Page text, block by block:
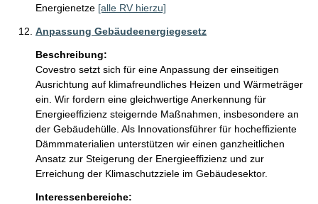
Energienetze [alle RV hierzu]
Anpassung Gebäudeenergiegesetz
Beschreibung:
Covestro setzt sich für eine Anpassung der einseitigen
Ausrichtung auf klimafreundliches Heizen und Wärmeträger
ein. Wir fordern eine gleichwertige Anerkennung für
Energieeffizienz steigernde Maßnahmen, insbesondere an
der Gebäudehülle. Als Innovationsführer für hocheffiziente
Dämmmaterialien unterstützen wir einen ganzheitlichen
Ansatz zur Steigerung der Energieeffizienz und zur
Erreichung der Klimaschutzziele im Gebäudesektor.
Interessenbereiche: